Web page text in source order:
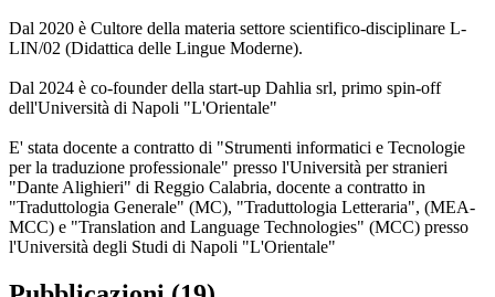
Dal 2020 è Cultore della materia settore scientifico-disciplinare L-
LIN/02 (Didattica delle Lingue Moderne).
Dal 2024 è co-founder della start-up Dahlia srl, primo spin-off
dell'Università di Napoli "L'Orientale"
E' stata docente a contratto di "Strumenti informatici e Tecnologie
per la traduzione professionale" presso l'Università per stranieri
"Dante Alighieri" di Reggio Calabria, docente a contratto in
"Traduttologia Generale" (MC), "Traduttologia Letteraria", (MEA-
MCC) e "Translation and Language Technologies" (MCC) presso
l'Università degli Studi di Napoli "L'Orientale"